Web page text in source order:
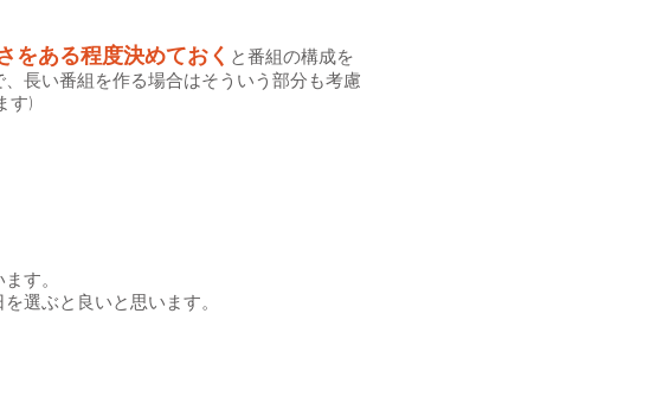
をある程度決めておく と番組の構成を
長い番組を作る場合はそういう部分も考慮
す)
す。
選ぶと良いと思います。